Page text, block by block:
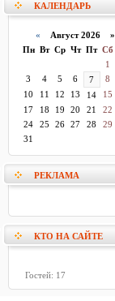
КАЛЕНДАРЬ
« Август 2026 »
Пн Вт Ср Чт Пт Сб
1
3
4 5 6 7 8
10
11 12 13 14 15
17
18 19 20 21 22
24
25 26 27 28 29
31
РЕКЛАМА
КТО НА САЙТЕ
Гостей: 17